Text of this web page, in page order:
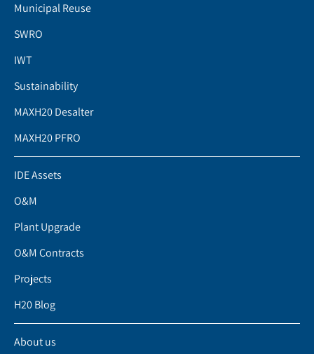
Municipal Reuse
SWRO
IWT
Sustainability
MAXH20 Desalter
MAXH20 PFRO
IDE Assets
O&M
Plant Upgrade
O&M Contracts
Projects
H20 Blog
About us